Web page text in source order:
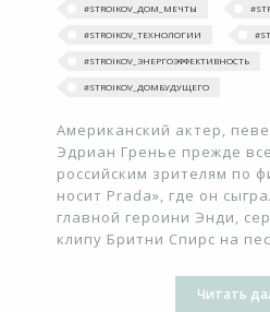
#‎STROIKOV_ДОМ_МЕЧТЫ‬
#STROIKOV_ТЕХНОЛОГИИ
#STROIKOV_ЭНЕРГОЭФФЕКТИВНОСТЬ
#STROIKOV_ДОМБУДУЩЕГО
Американский актер,
Эдриан Гренье прежде
российским зрителям по
носит Prada», где он
главной героини Энди,
клипу Бритни Спирс на
Читать